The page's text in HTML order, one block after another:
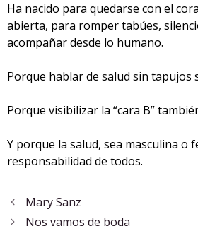
Ha nacido para quedarse con el
abierta, para romper tabúes,
acompañar desde lo humano.
Porque hablar de salud sin tapujos
Porque visibilizar la “cara B”
Y porque la salud, sea masculina o
responsabilidad de todos.
Mary Sanz
Nos vamos de boda